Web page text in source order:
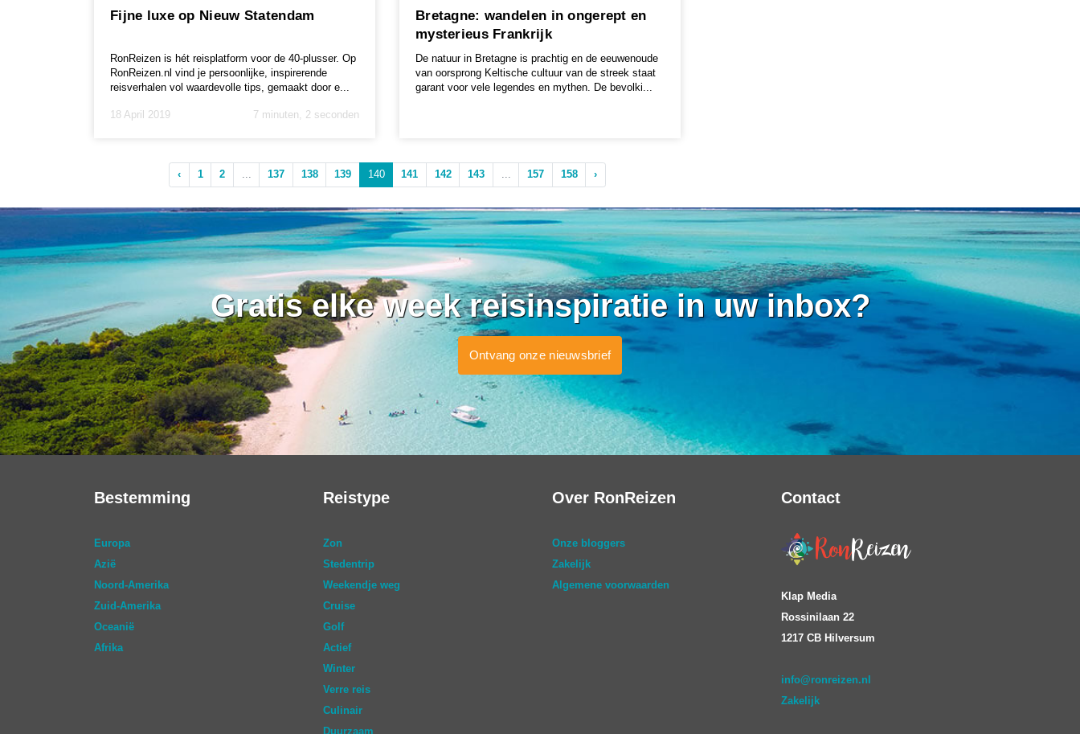
Fijne luxe op Nieuw Statendam
RonReizen is hét reisplatform voor de 40-plusser. Op
RonReizen.nl vind je persoonlijke, inspirerende
reisverhalen vol waardevolle tips, gemaakt door e...
18 April 2019 7 minuten, 2 seconden
Bretagne: wandelen in ongerept en
mysterieus Frankrijk
De natuur in Bretagne is prachtig en de eeuwenoude
van oorsprong Keltische cultuur van de streek staat
garant voor vele legendes en mythen. De bevolki...
‹ 1 2 ... 137 138 139 140 141 142 143 ... 157 158 ›
Gratis elke week reisinspiratie in uw inbox?
Ontvang onze nieuwsbrief
Bestemming
Europa
Azië
Noord-Amerika
Zuid-Amerika
Oceanië
Afrika
Reistype
Zon
Stedentrip
Weekendje weg
Cruise
Golf
Actief
Winter
Verre reis
Culinair
Duurzaam
Over RonReizen
Onze bloggers
Zakelijk
Algemene voorwaarden
Contact
Klap Media
Rossinilaan 22
1217 CB Hilversum
info@ronreizen.nl
Zakelijk